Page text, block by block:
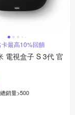
最高10%回饋
電視盒子 S 3代 官
總銷量>500